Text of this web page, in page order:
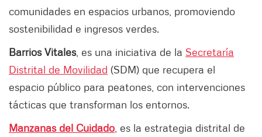
comunidades en espacios urbanos, promoviendo
sostenibilidad e ingresos verdes.
Barrios Vitales, es una iniciativa de la Secretaría
Distrital de Movilidad (SDM) que recupera el
espacio público para peatones, con intervenciones
tácticas que transforman los entornos.
Manzanas del Cuidado , es la estrategia distrital de